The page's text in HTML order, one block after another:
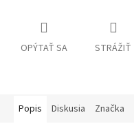
OPÝTAŤ SA STRÁŽIŤ
Popis Diskusia Značka